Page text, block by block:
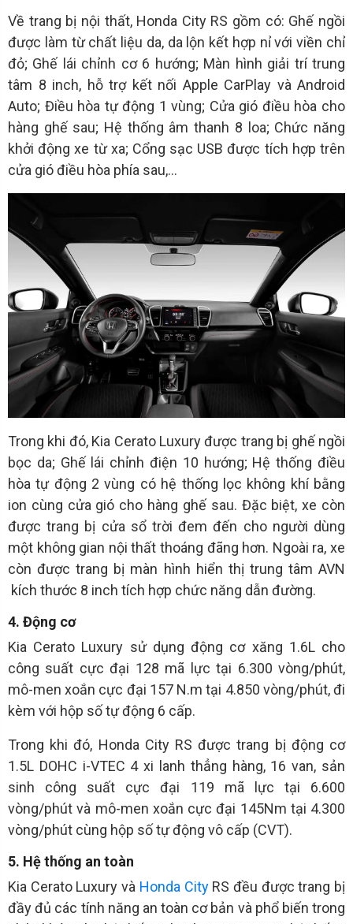
Về trang bị nội thất, Honda City RS gồm có: Ghế ngồi
được làm từ chất liệu da, da lộn kết hợp nỉ với viền chỉ
đỏ; Ghế lái chỉnh cơ 6 hướng; Màn hình giải trí trung
tâm 8 inch, hỗ trợ kết nối Apple CarPlay và Android
Auto; Điều hòa tự động 1 vùng; Cửa gió điều hòa cho
hàng ghế sau; Hệ thống âm thanh 8 loa; Chức năng
khởi động xe từ xa; Cổng sạc USB được tích hợp trên
cửa gió điều hòa phía sau,…
Trong khi đó, Kia Cerato Luxury được trang bị ghế ngồi
bọc da; Ghế lái chỉnh điện 10 hướng; Hệ thống điều
hòa tự động 2 vùng có hệ thống lọc không khí bằng
ion cùng cửa gió cho hàng ghế sau. Đặc biệt, xe còn
được trang bị cửa sổ trời đem đến cho người dùng
một không gian nội thất thoáng đãng hơn. Ngoài ra, xe
còn được trang bị màn hình hiển thị trung tâm AVN
kích thước 8 inch tích hợp chức năng dẫn đường.
4. Động cơ
Kia Cerato Luxury sử dụng động cơ xăng 1.6L cho
công suất cực đại 128 mã lực tại 6.300 vòng/phút,
mô-men xoắn cực đại 157 N.m tại 4.850 vòng/phút, đi
kèm với hộp số tự động 6 cấp.
Trong khi đó, Honda City RS được trang bị động cơ
1.5L DOHC i-VTEC 4 xi lanh thẳng hàng, 16 van, sản
sinh công suất cực đại 119 mã lực tại 6.600
vòng/phút và mô-men xoắn cực đại 145Nm tại 4.300
vòng/phút cùng hộp số tự động vô cấp (CVT).
5. Hệ thống an toàn
Kia Cerato Luxury và Honda CityRS đều được trang bị
đầy đủ các tính năng an toàn cơ bản và phổ biến trong